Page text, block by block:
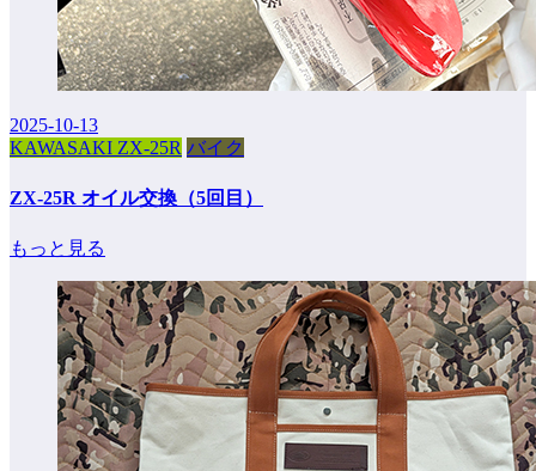
2025-10-13
KAWASAKI ZX-25R バイク
ZX-25R オイル交換（5回目）
もっと見る